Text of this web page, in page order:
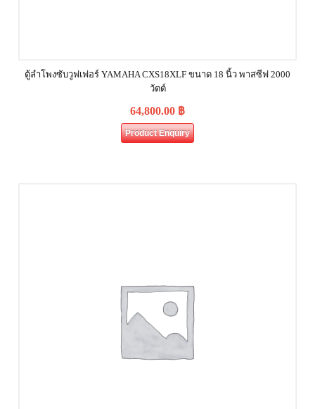
ตู้ลำโพงซับวูฟเฟอร์ YAMAHA CXS18XLF ขนาด 18 นิ้ว พาสซีฟ 2000
วัตต์
64,800.00 ฿
Product Enquiry